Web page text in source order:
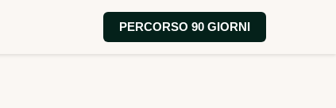
PERCORSO 90 GIORNI